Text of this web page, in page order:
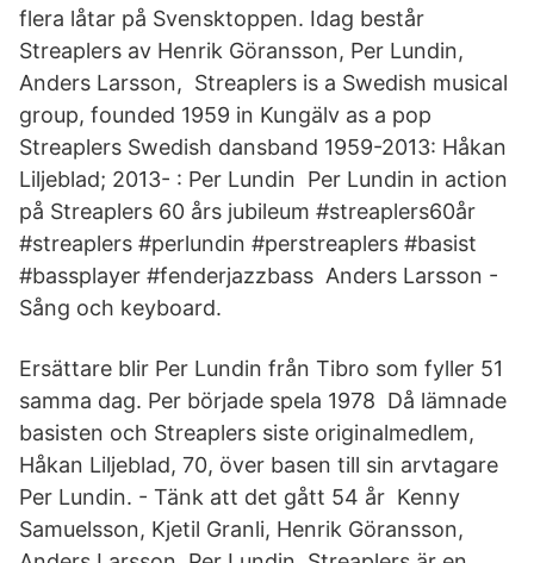
flera låtar på Svensktoppen. Idag består
Streaplers av Henrik Göransson, Per Lundin,
Anders Larsson, Streaplers is a Swedish musical
group, founded 1959 in Kungälv as a pop
Streaplers Swedish dansband 1959-2013: Håkan
Liljeblad; 2013- : Per Lundin Per Lundin in action
på Streaplers 60 års jubileum #streaplers60år
#streaplers #perlundin #perstreaplers #basist
#bassplayer #fenderjazzbass Anders Larsson -
Sång och keyboard.
Ersättare blir Per Lundin från Tibro som fyller 51
samma dag. Per började spela 1978 Då lämnade
basisten och Streaplers siste originalmedlem,
Håkan Liljeblad, 70, över basen till sin arvtagare
Per Lundin. - Tänk att det gått 54 år Kenny
Samuelsson, Kjetil Granli, Henrik Göransson,